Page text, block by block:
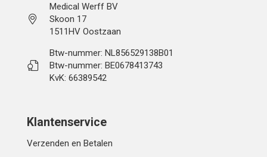
Medical Werff BV
Skoon 17
1511HV Oostzaan
Btw-nummer: NL856529138B01
Btw-nummer: BE0678413743
KvK: 66389542
Klantenservice
Verzenden en Betalen